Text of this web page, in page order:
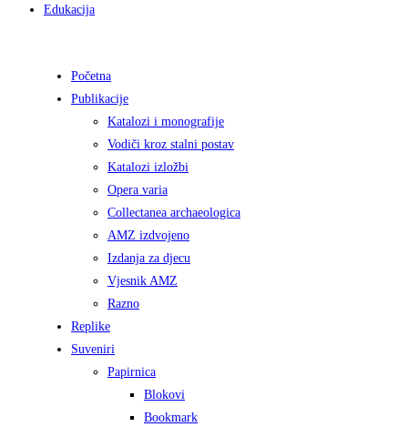
Edukacija
Početna
Publikacije
Katalozi i monografije
Vodiči kroz stalni postav
Katalozi izložbi
Opera varia
Collectanea archaeologica
AMZ izdvojeno
Izdanja za djecu
Vjesnik AMZ
Razno
Replike
Suveniri
Papirnica
Blokovi
Bookmark